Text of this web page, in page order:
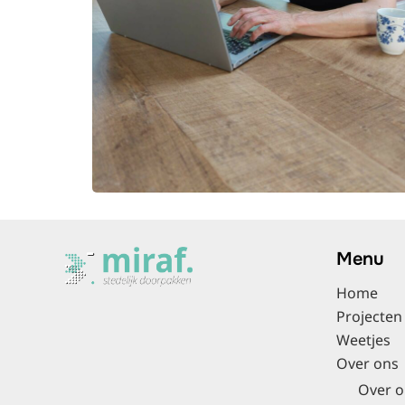
Menu
Home
Projecten
Weetjes
Over ons
Over